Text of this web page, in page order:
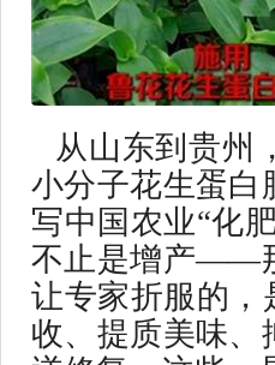
从山东到贵州
小分子花生蛋白
写中国农业“化
不止是增产——
让专家折服的，
收、提质美味、